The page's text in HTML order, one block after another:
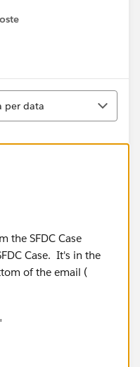
per data
the SFDC Case
Case. It's in the
of the email (